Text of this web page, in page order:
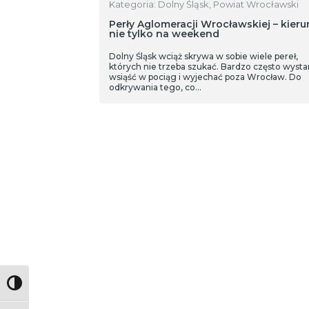
Toggle High Contrast
Kategoria: Dolny Śląsk, Powiat Wrocławski
Perły Aglomeracji Wrocławskiej –
nie tylko na weekend
Dolny Śląsk wciąż skrywa w sobie wiele pereł,
których nie trzeba szukać. Bardzo często
wsiąść w pociąg i wyjechać poza Wrocław. Do
odkrywania tego, co…